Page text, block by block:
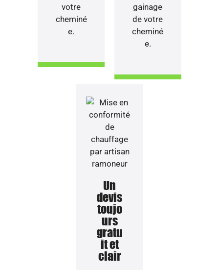
votre
cheminé
e.
gainage
de votre
cheminé
e.
Un
devis
toujo
urs
gratu
it et
clair